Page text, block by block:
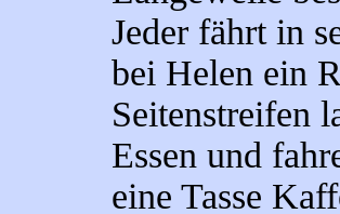
Jeder fährt in
bei Helen ein
Seitenstreifen
Essen und
eine Tasse